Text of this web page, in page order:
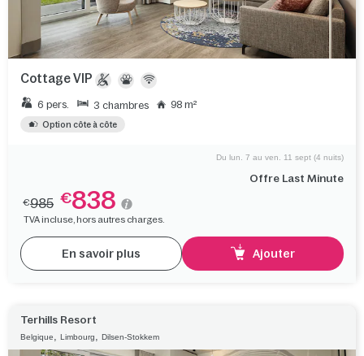
Cottage VIP
6 pers. 3 chambres 98 m²
Option côte à côte
Offre Last Minute
Du lun. 7 au ven. 11 sept (4 nuits)
€985 €838
TVA incluse, hors autres charges.
En savoir plus Ajouter
Terhills Resort
Belgique, Limbourg, Dilsen-Stokkem